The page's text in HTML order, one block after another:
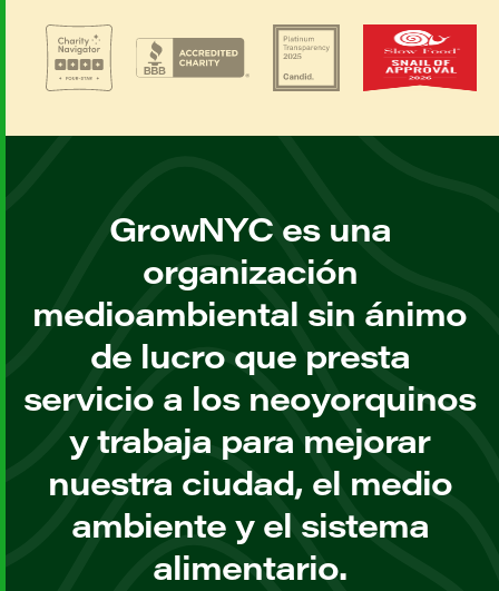
GrowNYC es una
organización
medioambiental sin ánimo
de lucro que presta
servicio a los neoyorquinos
y trabaja para mejorar
nuestra ciudad, el medio
ambiente y el sistema
alimentario.